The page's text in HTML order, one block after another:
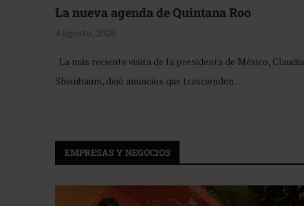
La nueva agenda de Quintana Roo
4 agosto, 2026
La más reciente visita de la presidenta de México, Claudia
Sheinbaum, dejó anuncios que trascienden …
EMPRESAS Y NEGOCIOS